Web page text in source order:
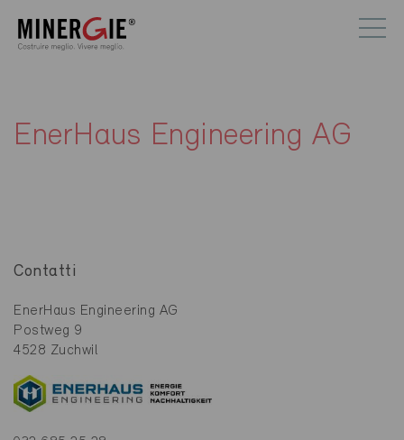
EnerHaus Engineering AG
Contatti
EnerHaus Engineering AG
Postweg 9
4528 Zuchwil